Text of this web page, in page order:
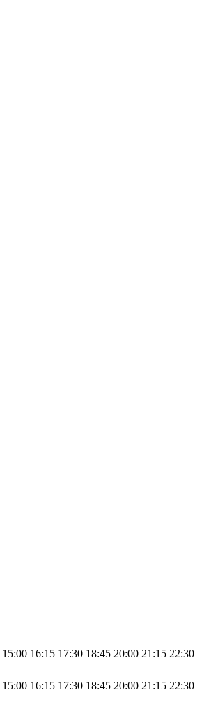
15:00 16:15 17:30 18:45 20:00 21:15 22:30
15:00 16:15 17:30 18:45 20:00 21:15 22:30